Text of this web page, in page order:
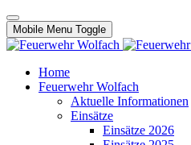
Mobile Menu Toggle
Home
Feuerwehr Wolfach
Aktuelle Informationen
Einsätze
Einsätze 2026